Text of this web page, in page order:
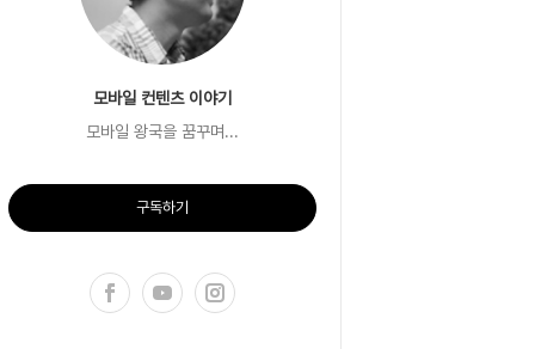
모바일 컨텐츠 이야기
모바일 왕국을 꿈꾸며...
구독하기